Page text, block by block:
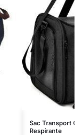
Sac Transport
Respirante